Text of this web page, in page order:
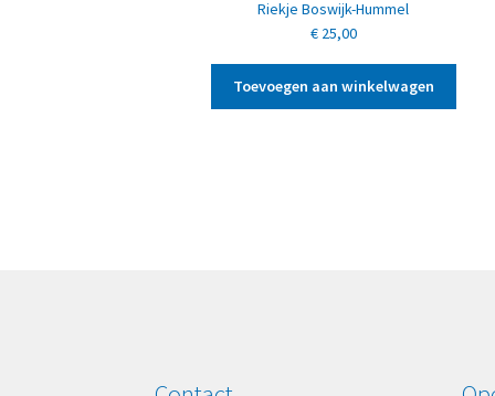
Riekje Boswijk-Hummel
€25,00
Toevoegen aan winkelwagen